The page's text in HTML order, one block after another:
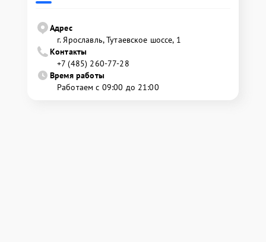
Адрес
г. Ярославль, Тутаевское шоссе, 1
Контакты
+7 (485) 260-77-28
Время работы
Работаем с 09:00 до 21:00